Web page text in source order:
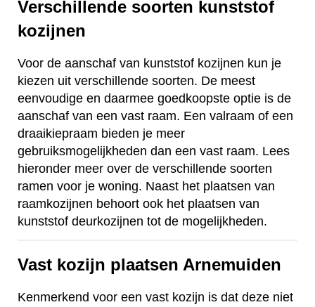
Verschillende soorten kunststof
kozijnen
Voor de aanschaf van kunststof kozijnen kun je
kiezen uit verschillende soorten. De meest
eenvoudige en daarmee goedkoopste optie is de
aanschaf van een vast raam. Een valraam of een
draaikiepraam bieden je meer
gebruiksmogelijkheden dan een vast raam. Lees
hieronder meer over de verschillende soorten
ramen voor je woning. Naast het plaatsen van
raamkozijnen behoort ook het plaatsen van
kunststof deurkozijnen tot de mogelijkheden.
Vast kozijn plaatsen Arnemuiden
Kenmerkend voor een vast kozijn is dat deze niet